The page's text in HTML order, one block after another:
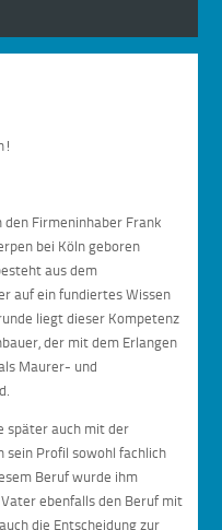
den Firmeninhaber Frank
bei Köln geboren
aus dem
auf ein fundiertes Wissen
liegt dieser Kompetenz
der mit dem Erlangen
Maurer- und
später auch mit der
sein Profil sowohl fachlich
Beruf wurde ihm
ebenfalls den Beruf mit
die Entscheidung zur